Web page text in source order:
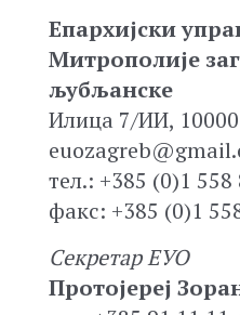
Епархијски
Митрополије
љубљанске
Илица 7/ИИ, 10000
тел.: +385 (0)1 558
факс: +385 (0)1
Секретар ЕУО
Протојереј